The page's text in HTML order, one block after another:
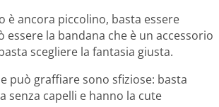
è ancora piccolino, basta essere
la bandana che è un accessorio
scegliere la fantasia giusta.
può graffiare sono sfiziose: basta
senza capelli e hanno la cute